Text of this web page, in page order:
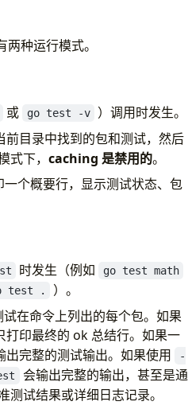
种运行模式。
或 go test -v
）调用时发生。
前目录中找到的包和测试，然后
式下， caching 是禁用的。
个概要行，显示测试状态、包
时发生（例如 go test math
test .
）。
在命令上列出的每个包。如果
打印最终的 ok 总结行。如果一
出完整的测试输出。如果使用
-
会输出完整的输出，甚至是通
试结果或详细日志记录。